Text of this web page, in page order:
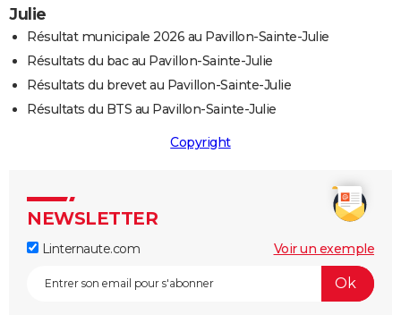
Julie
Résultat municipale 2026 au Pavillon-Sainte-Julie
Résultats du bac au Pavillon-Sainte-Julie
Résultats du brevet au Pavillon-Sainte-Julie
Résultats du BTS au Pavillon-Sainte-Julie
Copyright
NEWSLETTER
Linternaute.com Voir un exemple